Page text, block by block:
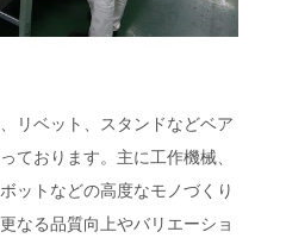
リベット、スタンドなどベア
ております。主に工作機械、
ットなどの高度なモノづくり
なる品質向上やバリエーショ